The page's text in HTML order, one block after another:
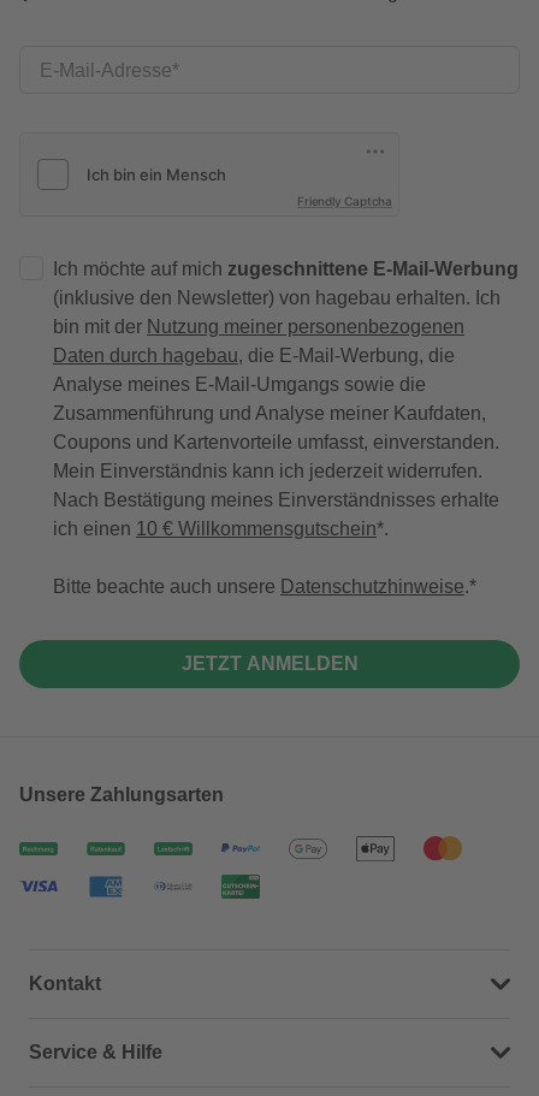
E-Mail-Adresse
Friendly Captcha
Ich möchte auf mich zugeschnittene E-Mail-Werbung
(inklusive den Newsletter) von hagebau erhalten. Ich
bin mit der Nutzung meiner personenbezogenen
Daten durch hagebau, die E-Mail-Werbung, die
Analyse meines E-Mail-Umgangs sowie die
Zusammenführung und Analyse meiner Kaufdaten,
Coupons und Kartenvorteile umfasst, einverstanden.
Mein Einverständnis kann ich jederzeit widerrufen.
Nach Bestätigung meines Einverständnisses erhalte
ich einen 10 € Willkommensgutschein*.
Bitte beachte auch unsere Datenschutzhinweise.
JETZT ANMELDEN
Unsere Zahlungsarten
Kontakt
Dein Kontakt zu uns
Service & Hilfe